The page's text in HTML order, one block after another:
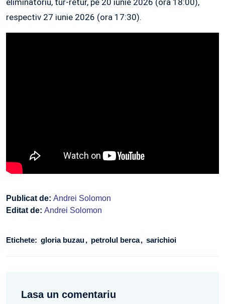
eliminatoriu, tur-retur, pe 20 iunie 2026 (ora 18:00),
respectiv 27 iunie 2026 (ora 17:30).
Publicat de: Andrei Solomon
Editat de: Andrei Solomon
Etichete: gloria buzau petrolul berca sarichioi
Lasa un comentariu